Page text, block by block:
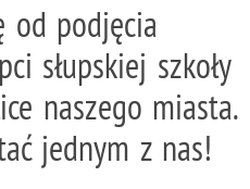
od podjęcia
słupskiej szkoły
naszego miasta.
jednym z nas!